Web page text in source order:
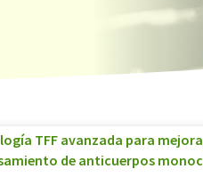
TFF avanzada para
de anticuerpos